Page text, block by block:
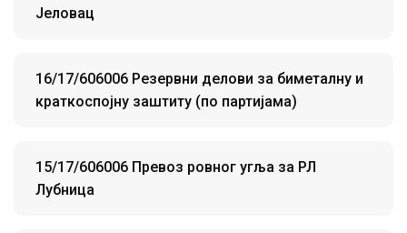
Јеловац
16/17/606006 Резервни делови за биметалну и
краткоспојну заштиту (по партијама)
15/17/606006 Превоз ровног угља за РЛ
Лубница